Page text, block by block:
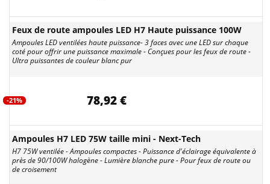
Feux de route ampoules LED H7 Haute puissance 100W
Ampoules LED ventilées haute puissance- 3 faces avec une LED sur chaque
coté pour offrir une puissance maximale - Conçues pour les feux de route -
Ultra puissantes de couleur blanc pur
-21% 78,92 €
Ampoules H7 LED 75W taille mini - Next-Tech
H7 75W ventilée - Ampoules compactes - Puissance d'éclairage équivalente à
près de 90/100W halogène - Lumière blanche pure - Pour feux de route ou
de croisement